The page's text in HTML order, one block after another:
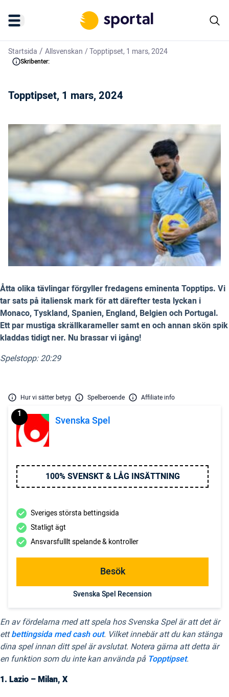
Startsida / Allsvenskan /Topptipset, 1 mars, 2024
Skribenter:
Topptipset, 1 mars, 2024
Åtta olika tävlingar förgyller fredagens eminenta Topptips. Vi
tar sats på italiensk mark för att därefter testa lyckan i
Monaco, Tyskland, Spanien, England, Belgien och Portugal.
Ett par mustiga skrällkarameller samt en och annan skön spik
kladdas tidigt ner. Nu brassar vi igång!
Spelstopp: 20:29
Hur vi sätter betyg Spelberoende Affiliate info
Svenska Spel
1
100% SVENSKT & LÅG INSÄTTNING
Sveriges största bettingsida
Statligt ägt
Ansvarsfulllt spelande & kontroller
Besök
Svenska Spel Recension
En av fördelarna med att spela hos Svenska Spel är att det är
ettbettingsida med cash out. Vilket innebär att du kan stänga
dina spel innan ditt spel är avslutat. Notera gärna att detta är
en funktion som du inte kan använda på Topptipset.
1. Lazio – Milan, X